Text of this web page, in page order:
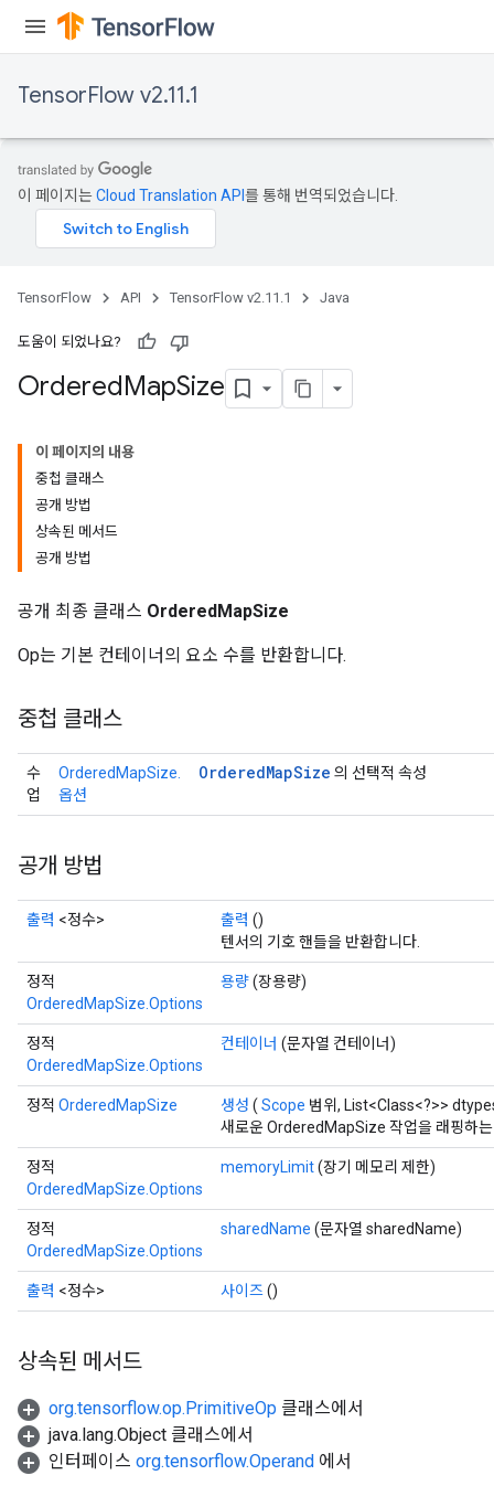
TensorFlow v2.11.1
이 페이지는Cloud Translation API 를 통해 번역되었습니다.
TensorFlow API TensorFlow v2.11.1 Java
도움이 되었나요?
OrderedMapSize
이 페이지의 내용
중첩 클래스
공개 방법
상속된 메서드
공개 방법
공개 최종 클래스 OrderedMapSize
Op는 기본 컨테이너의 요소 수를 반환합니다.
중첩 클래스
수
업
OrderedMapSize.
옵션
OrderedMapSize 의 선택적 속성
공개 방법
출력 <정수> 출력 ()
텐서의 기호 핸들을 반환합니다.
정적
OrderedMapSize.Options
용량(장용량)
정적
OrderedMapSize.Options
컨테이너 (문자열 컨테이너)
정적 OrderedMapSize 생성 ( Scope 범위, List<Class<?>>
새로운 OrderedMapSize 작업을 래핑하
정적
OrderedMapSize.Options
memoryLimit(장기 메모리 제한)
정적
OrderedMapSize.Options
sharedName (문자열 sharedName)
출력 <정수> 사이즈()
상속된 메서드
org.tensorflow.op.PrimitiveOp 클래스에서
java.lang.Object 클래스에서
인터페이스 org.tensorflow.Operand 에서